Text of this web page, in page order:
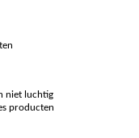
niet luchtig
producten